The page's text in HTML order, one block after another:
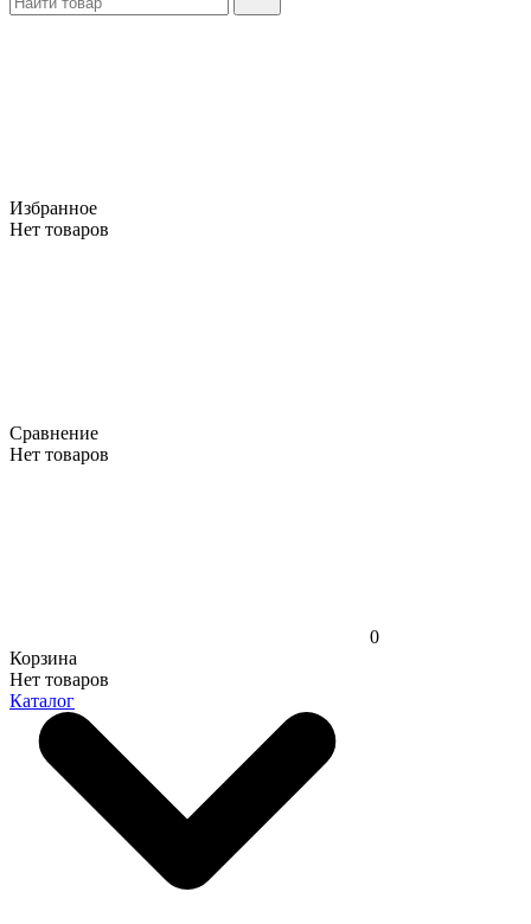
Избранное
Нет товаров
Сравнение
Нет товаров
0
Корзина
Нет товаров
Каталог